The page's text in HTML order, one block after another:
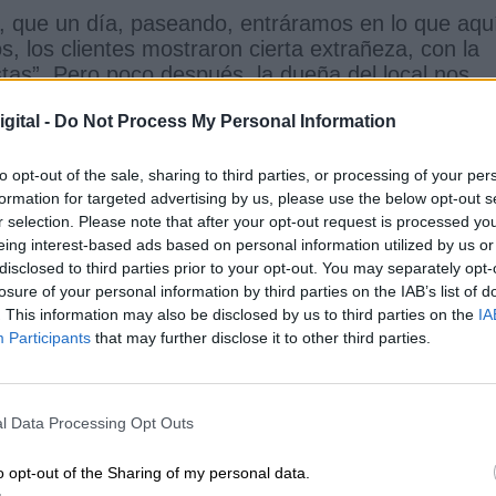
- Do Not Process My Personal Information
opt-out of the sale, sharing to third parties, or processing of your
for targeted advertising by us, please use the below opt-out
selection. Please note that after your opt-out request is processed
interest-based ads based on personal information utilized by us
to third parties prior to your opt-out. You may separately
of your personal information by third parties on the IAB’s list of
This information may also be disclosed by us to third parties on the
Participants that may further disclose it to other third parties.
Data Processing Opt Outs
opt-out of the Sharing of my personal data.
que un día, paseando, entráramos en lo que
los clientes mostraron cierta extrañeza, con la
Pero poco después, la dueña del local nos
propio esposo, que deambulaba por el lugar,
del capitalismo por excelencia, no fue tarea
supimos que llamaban Berta, nos ayudó. Y era
de altura, una presencia imponente,
acostumbrados a manejar vehículos sin
era encomendarse al quinto mandamiento, "no
habilidad de comunicarse en cualquier idioma a
y seguimos siendo deudores de su